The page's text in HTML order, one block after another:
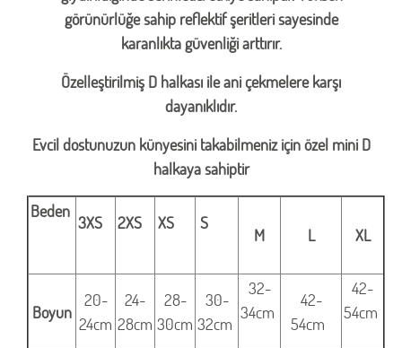
görünürlüğe sahip reflektif şeritleri sayesinde
karanlıkta güvenliği arttırır.
Özelleştirilmiş D halkası ile ani çekmelere karşı
dayanıklıdır.
Evcil dostunuzun künyesini takabilmeniz için özel mini D
halkaya sahiptir
Beden
3XS 2XS XS S
M L XL
Boyun
20-
24cm
24-
28cm
28-
30cm
30-
32cm
32-
34cm
42-
54cm
42-
54cm